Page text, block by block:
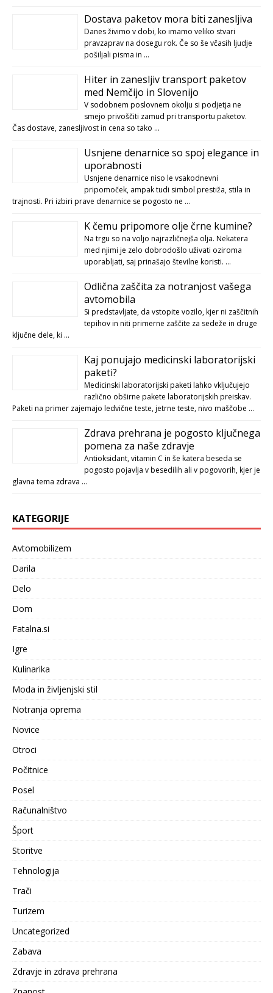
Dostava paketov mora biti zanesljiva
Danes živimo v dobi, ko imamo veliko stvari
pravzaprav na dosegu rok. Če so še včasih ljudje
pošiljali pisma in …
Hiter in zanesljiv transport paketov
med Nemčijo in Slovenijo
V sodobnem poslovnem okolju si podjetja ne
smejo privoščiti zamud pri transportu paketov.
Čas dostave, zanesljivost in cena so tako …
Usnjene denarnice so spoj elegance in
uporabnosti
Usnjene denarnice niso le vsakodnevni
pripomoček, ampak tudi simbol prestiža, stila in
trajnosti. Pri izbiri prave denarnice se pogosto ne …
K čemu pripomore olje črne kumine?
Na trgu so na voljo najrazličnejša olja. Nekatera
med njimi je zelo dobrodošlo uživati oziroma
uporabljati, saj prinašajo številne koristi. …
Odlična zaščita za notranjost vašega
avtomobila
Si predstavljate, da vstopite vozilo, kjer ni zaščitnih
tepihov in niti primerne zaščite za sedeže in druge
ključne dele, ki …
Kaj ponujajo medicinski laboratorijski
paketi?
Medicinski laboratorijski paketi lahko vključujejo
različno obširne pakete laboratorijskih preiskav.
Paketi na primer zajemajo ledvične teste, jetrne teste, nivo maščobe …
Zdrava prehrana je pogosto ključnega
pomena za naše zdravje
Antioksidant, vitamin C in še katera beseda se
pogosto pojavlja v besedilih ali v pogovorih, kjer je
glavna tema zdrava …
KATEGORIJE
Avtomobilizem
Darila
Delo
Dom
Fatalna.si
Igre
Kulinarika
Moda in življenjski stil
Notranja oprema
Novice
Otroci
Počitnice
Posel
Računalništvo
Šport
Storitve
Tehnologija
Trači
Turizem
Uncategorized
Zabava
Zdravje in zdrava prehrana